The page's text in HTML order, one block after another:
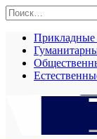
Перейти
к
содержанию
Search
for:
Прикладные